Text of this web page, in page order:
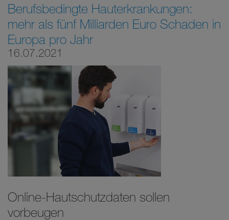
Berufsbedingte Hauterkrankungen:
mehr als fünf Milliarden Euro Schaden in
Europa pro Jahr
16.07.2021
Online-Hautschutzdaten sollen
vorbeugen